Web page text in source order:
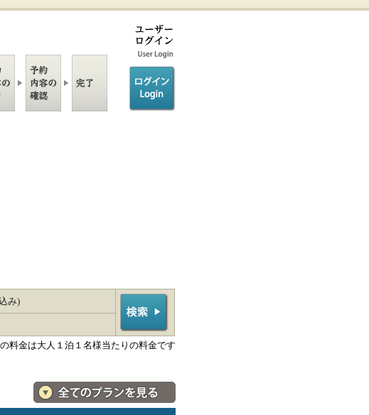
み)
料金は大人１泊１名様当たりの料金です
料金・宿泊プラン一覧へ